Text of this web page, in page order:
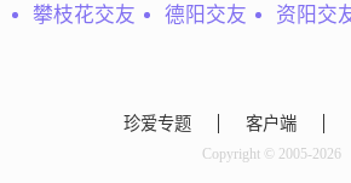
攀枝花交友
德阳交友 资阳交
珍爱专题 客户端
Copyright © 2005-2026